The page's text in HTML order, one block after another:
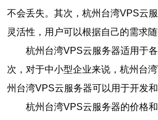
不会丢失。其次，杭州台湾VPS云
灵活性，用户可以根据自己的需求
杭州台湾VPS云服务器适用于
次，对于中小型企业来说，杭州台
州台湾VPS云服务器可以用于开发
杭州台湾VPS云服务器的价格